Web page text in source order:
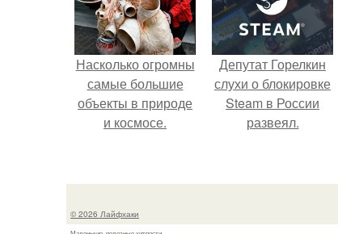
Насколько огромны
самые большие
объекты в природе
и космосе.
Депутат Горелкин
слухи о блокировке
Steam в России
развеял.
© 2026 Лайфхаки